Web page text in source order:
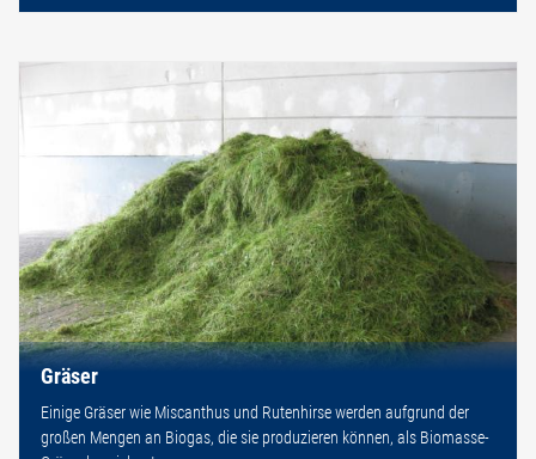
Gräser
Einige Gräser wie Miscanthus und Rutenhirse werden aufgrund der
großen Mengen an Biogas, die sie produzieren können, als Biomasse-